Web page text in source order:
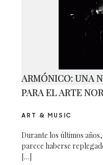
ARMÓNICO: UNA
PARA EL ARTE
ART & MUSIC
Durante los últimos
parece haberse
[…]